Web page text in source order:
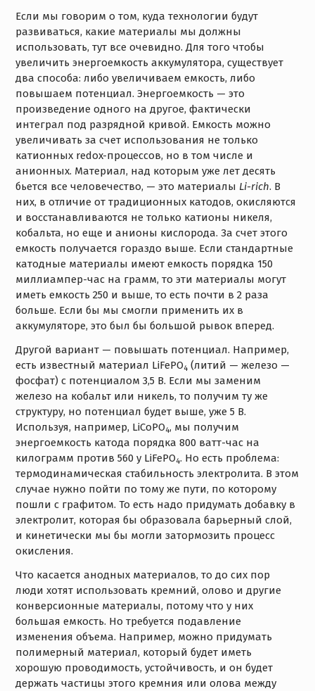
Если мы говорим о том, куда технологии будут
развиваться, какие материалы мы должны
использовать, тут все очевидно. Для того чтобы
увеличить энергоемкость аккумулятора, существует
два способа: либо увеличиваем емкость, либо
повышаем потенциал. Энергоемкость — это
произведение одного на другое, фактически
интеграл под разрядной кривой. Емкость можно
увеличивать за счет использования не только
катионных redox-процессов, но в том числе и
анионных. Материал, над которым уже лет десять
бьется все человечество, — это материалы Li-rich. В
них, в отличие от традиционных катодов, окисляются
и восстанавливаются не только катионы никеля,
кобальта, но еще и анионы кислорода. За счет этого
емкость получается гораздо выше. Если стандартные
катодные материалы имеют емкость порядка 150
миллиампер-час на грамм, то эти материалы могут
иметь емкость 250 и выше, то есть почти в 2 раза
больше. Если бы мы смогли применить их в
аккумуляторе, это был бы большой рывок вперед.
Другой вариант — повышать потенциал. Например,
есть известный материал LiFePO4 (литий — железо —
фосфат) с потенциалом 3,5 В. Если мы заменим
железо на кобальт или никель, то получим ту же
структуру, но потенциал будет выше, уже 5 В.
Используя, например, LiCoPO4, мы получим
энергоемкость катода порядка 800 ватт-час на
килограмм против 560 у LiFePO4. Но есть проблема:
термодинамическая стабильность электролита. В этом
случае нужно пойти по тому же пути, по которому
пошли с графитом. То есть надо придумать добавку в
электролит, которая бы образовала барьерный слой,
и кинетически мы бы могли затормозить процесс
окисления.
Что касается анодных материалов, то до сих пор
люди хотят использовать кремний, олово и другие
конверсионные материалы, потому что у них
большая емкость. Но требуется подавление
изменения объема. Например, можно придумать
полимерный материал, который будет иметь
хорошую проводимость, устойчивость, и он будет
держать частицы этого кремния или олова между